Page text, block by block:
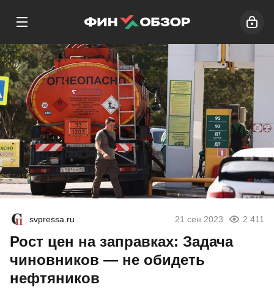
svpressa.ru 21 сен 2023 2 411
Рост цен на заправках: Задача
чиновников — не обидеть
нефтяников